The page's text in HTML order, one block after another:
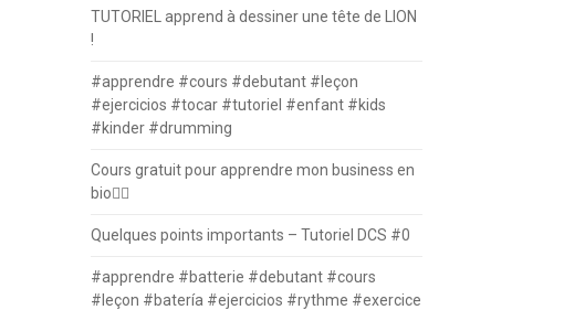
TUTORIEL apprend à dessiner une tête de LION
!
#apprendre #cours #debutant #leçon
#ejercicios #tocar #tutoriel #enfant #kids
#kinder #drumming
Cours gratuit pour apprendre mon business en
bio⛓️‍💥
Quelques points importants – Tutoriel DCS #0
#apprendre #batterie #debutant #cours
#leçon #batería #ejercicios #rythme #exercice